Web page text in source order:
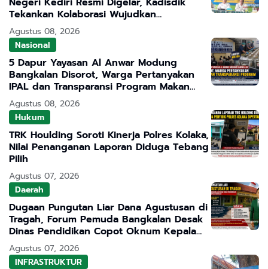
Tekankan Kolaborasi Wujudkan
Pendidikan Bermutu
Agustus 08, 2026
Nasional
5 Dapur Yayasan Al Anwar Modung
Bangkalan Disorot, Warga Pertanyakan
IPAL dan Transparansi Program Makan
Bergizi Gratis
Agustus 08, 2026
Hukum
TRK Houlding Soroti Kinerja Polres Kolaka,
Nilai Penanganan Laporan Diduga Tebang
Pilih
Agustus 07, 2026
Daerah
Dugaan Pungutan Liar Dana Agustusan di
Tragah, Forum Pemuda Bangkalan Desak
Dinas Pendidikan Copot Oknum Kepala
Sekolah
Agustus 07, 2026
INFRASTRUKTUR